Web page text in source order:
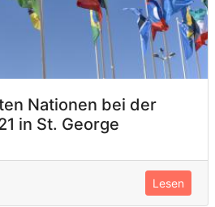
Nationen bei der
in St. George
Lesen